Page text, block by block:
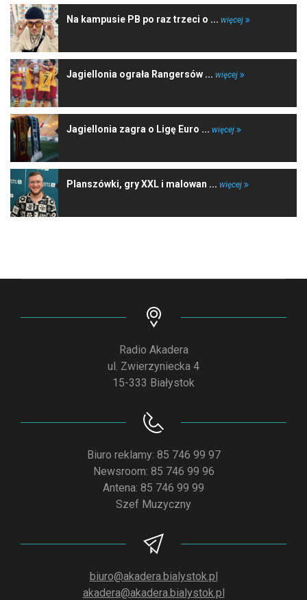
Na kampusie PB po raz trzeci o ... więcej
Jagiellonia ograła Rangersów ... więcej
Jagiellonia zagra o Ligę Euro ... więcej
Planszówki, gry XXL i malowan ... więcej
Radio Akadera
ul. Zwierzyniecka 4
15-333 Białystok
Biuro reklamy: 85 746 99 97
Newsroom: 85 746 99 96
Antena: 85 746 99 99
Szef Muzyczny
biuro@akadera.bialystok.pl
akadera@akadera.bialystok.pl